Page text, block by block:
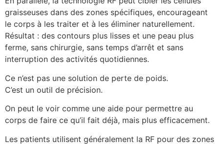
graisseuses dans des zones spécifiques, encourageant
le corps à les traiter et à les éliminer naturellement.
Résultat : des contours plus lisses et une peau plus
ferme, sans chirurgie, sans temps d’arrêt et sans
interruption des activités quotidiennes.
Ce n’est pas une solution de perte de poids.
C’est un outil de précision.
On peut le voir comme une aide pour permettre au
corps de faire ce qu’il fait déjà, mais plus efficacement.
Les patients utilisent généralement la RF pour des zones